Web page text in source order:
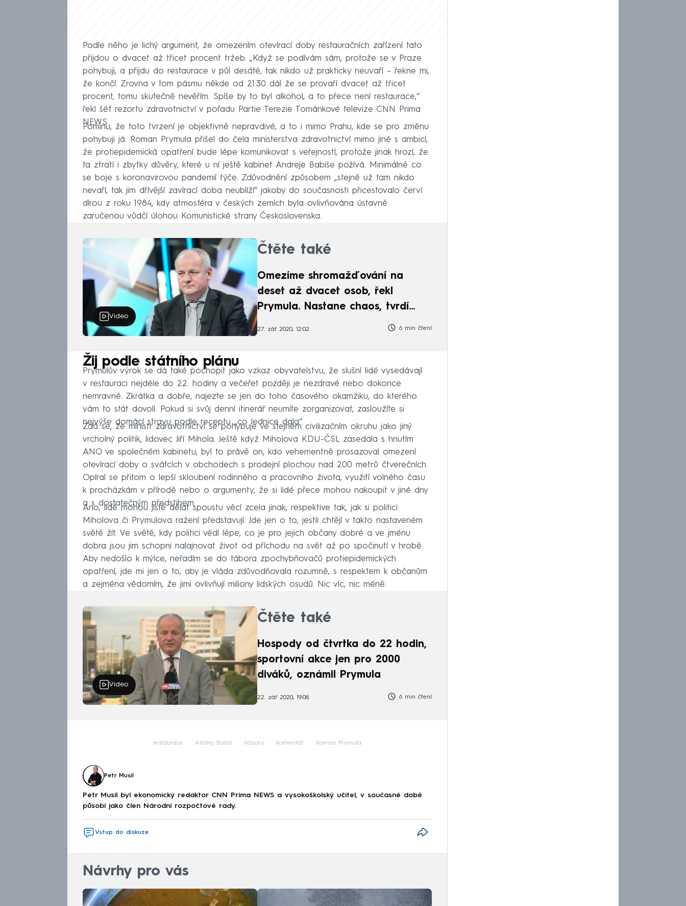
Podle něho je lichý argument, že omezením otevírací doby restauračních zařízení tato
přijdou o dvacet až třicet procent tržeb. „Když se podívám sám, protože se v Praze
pohybuji, a přijdu do restaurace v půl desáté, tak nikdo už prakticky neuvaří – řekne mi,
že končí. Zrovna v tom pásmu někde od 21:30 dál že se provaří dvacet až třicet
procent, tomu skutečně nevěřím. Spíše by to byl alkohol, a to přece není restaurace,“
řekl šéf rezortu zdravotnictví v pořadu Partie Terezie Tománkové televize CNN Prima
NEWS.
Pominu, že toto tvrzení je objektivně nepravdivé, a to i mimo Prahu, kde se pro změnu
pohybuji já. Roman Prymula přišel do čela ministerstva zdravotnictví mimo jiné s ambicí,
že protiepidemická opatření bude lépe komunikovat s veřejností, protože jinak hrozí, že
ta ztratí i zbytky důvěry, které u ní ještě kabinet Andreje Babiše požívá. Minimálně co
se boje s koronavirovou pandemií týče. Zdůvodnění způsobem „stejně už tam nikdo
nevaří, tak jim dřívější zavírací doba neublíží“ jakoby do současnosti přicestovalo červí
dírou z roku 1984, kdy atmosféra v českých zemích byla ovlivňována ústavně
zaručenou vůdčí úlohou Komunistické strany Československa.
Video
Čtěte také
Omezíme shromažďování na
deset až dvacet osob, řekl
Prymula. Nastane chaos, tvrdí
27. zář 2020, 12:02 6 min čtení
Žij podle státního plánu
Prymulův výrok se dá také pochopit jako vzkaz obyvatelstvu, že slušní lidé vysedávají
v restauraci nejdéle do 22. hodiny a večeřet později je nezdravé nebo dokonce
nemravné. Zkrátka a dobře, najezte se jen do toho časového okamžiku, do kterého
vám to stát dovolí. Pokud si svůj denní itinerář neumíte zorganizovat, zasloužíte si
nejvýše domácí stravu podle receptu „co lednice dala“.
Zdá se, že ministr zdravotnictví se pohybuje ve stejném civilizačním okruhu jako jiný
vrcholný politik, lidovec Jiří Mihola. Ještě když Miholova KDU-ČSL zasedala s hnutím
ANO ve společném kabinetu, byl to právě on, kdo vehementně prosazoval omezení
otevírací doby o svátcích v obchodech s prodejní plochou nad 200 metrů čtverečních.
Opíral se přitom o lepší skloubení rodinného a pracovního života, využití volného času
k procházkám v přírodě nebo o argumenty, že si lidé přece mohou nakoupit v jiné dny
a s dostatečným předstihem.
Ano, lidé mohou jistě dělat spoustu věcí zcela jinak, respektive tak, jak si politici
Miholova či Prymulova ražení představují. Jde jen o to, jestli chtějí v takto nastaveném
světě žít. Ve světě, kdy politici vědí lépe, co je pro jejich občany dobré a ve jménu
dobra jsou jim schopni nalajnovat život od příchodu na svět až po spočinutí v hrobě.
Aby nedošlo k mýlce, neřadím se do tábora zpochybňovačů protiepidemických
opatření, jde mi jen o to, aby je vláda zdůvodňovala rozumně, s respektem k občanům
a zejména vědomím, že jimi ovlivňují miliony lidských osudů. Nic víc, nic méně.
Video
Čtěte také
Hospody od čtvrtka do 22 hodin,
sportovní akce jen pro 2000
diváků, oznámil Prymula
22. zář 2020, 19:08 6 min čtení
restaurace Andrej Babiš názory komentář Roman Prymula
Petr Musil
Petr Musil byl ekonomický redaktor CNN Prima NEWS a vysokoškolský učitel, v současné době
působí jako člen Národní rozpočtové rady.
Vstup do diskuze
Návrhy pro vás